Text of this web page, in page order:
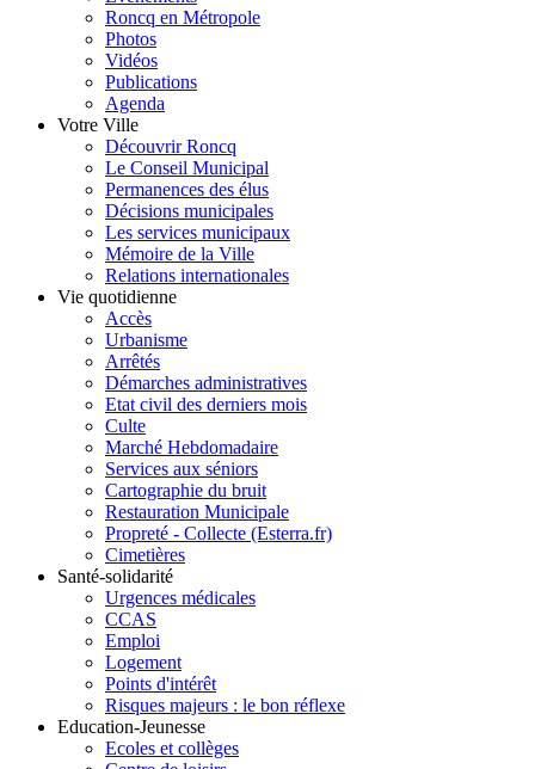
Roncq en Métropole
Photos
Vidéos
Publications
Agenda
Votre Ville
Découvrir Roncq
Le Conseil Municipal
Permanences des élus
Décisions municipales
Les services municipaux
Mémoire de la Ville
Relations internationales
Vie quotidienne
Accès
Urbanisme
Arrêtés
Démarches administratives
Etat civil des derniers mois
Culte
Marché Hebdomadaire
Services aux séniors
Cartographie du bruit
Restauration Municipale
Propreté - Collecte (Esterra.fr)
Cimetières
Santé-solidarité
Urgences médicales
CCAS
Emploi
Logement
Points d'intérêt
Risques majeurs : le bon réflexe
Education-Jeunesse
Ecoles et collèges